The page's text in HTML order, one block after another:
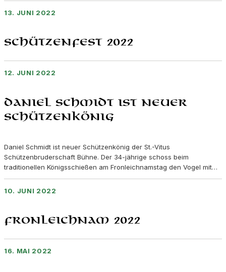
13. JUNI 2022
Schützenfest 2022
12. JUNI 2022
Daniel Schmidt ist neuer
Schützenkönig
Daniel Schmidt ist neuer Schützenkönig der St.-Vitus
Schützenbruderschaft Bühne. Der 34-jährige schoss beim
traditionellen Königsschießen am Fronleichnamstag den Vogel mit…
10. JUNI 2022
Fronleichnam 2022
16. MAI 2022